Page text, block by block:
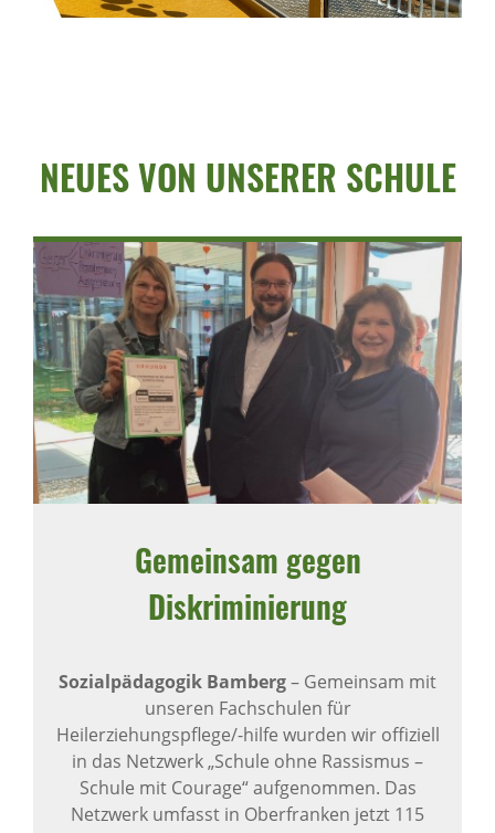
NEUES VON UNSERER SCHULE
Gemeinsam gegen
Diskriminierung
Sozialpädagogik Bamberg– Gemeinsam mit
unseren Fachschulen für
Heilerziehungspflege/-hilfe wurden wir offiziell
in das Netzwerk „Schule ohne Rassismus –
Schule mit Courage“ aufgenommen. Das
Netzwerk umfasst in Oberfranken jetzt 115